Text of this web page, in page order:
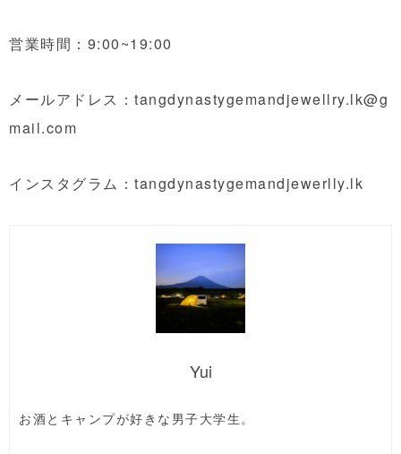
営業時間：9:00~19:00
メールアドレス：tangdynastygemandjewellry.lk@g
mail.com
インスタグラム：tangdynastygemandjewerlly.lk
Yui
お酒とキャンプが好きな男子大学生。